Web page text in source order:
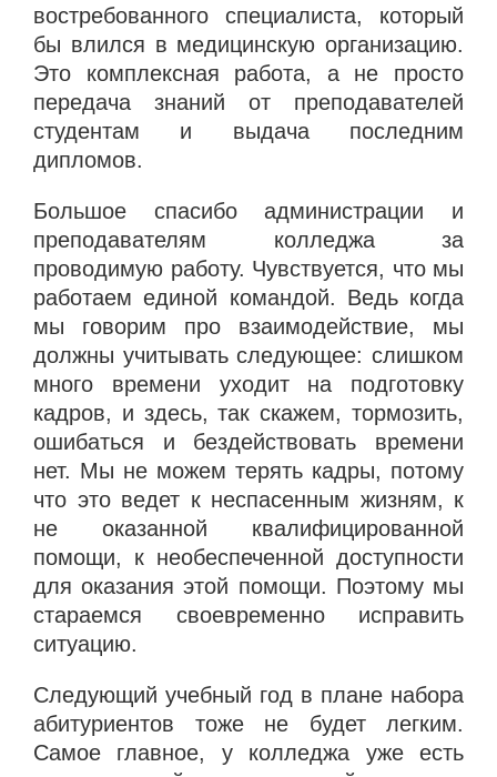
востребованного специалиста, который
бы влился в медицинскую организацию.
Это комплексная работа, а не просто
передача знаний от преподавателей
студентам и выдача последним
дипломов.
Большое спасибо администрации и
преподавателям колледжа за
проводимую работу. Чувствуется, что мы
работаем единой командой. Ведь когда
мы говорим про взаимодействие, мы
должны учитывать следующее: слишком
много времени уходит на подготовку
кадров, и здесь, так скажем, тормозить,
ошибаться и бездействовать времени
нет. Мы не можем терять кадры, потому
что это ведет к неспасенным жизням, к
не оказанной квалифицированной
помощи, к необеспеченной доступности
для оказания этой помощи. Поэтому мы
стараемся своевременно исправить
ситуацию.
Следующий учебный год в плане набора
абитуриентов тоже не будет легким.
Самое главное, у колледжа уже есть